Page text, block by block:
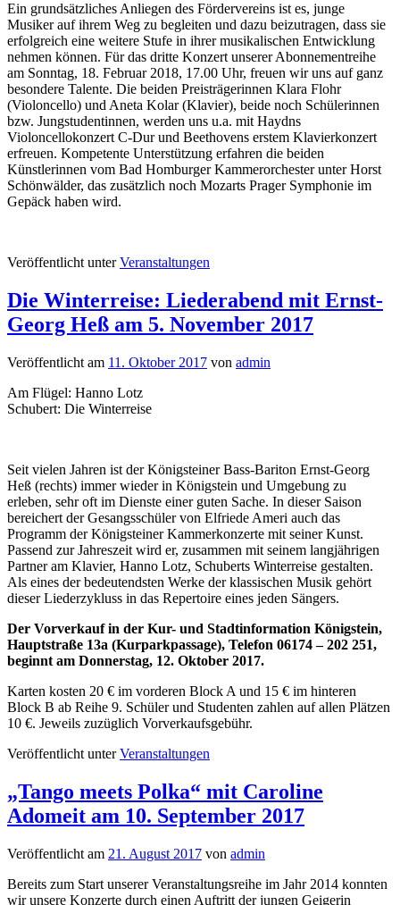
Ein grundsätzliches Anliegen des Fördervereins ist es, junge
Musiker auf ihrem Weg zu begleiten und dazu beizutragen, dass sie
erfolgreich eine weitere Stufe in ihrer musikalischen Entwicklung
nehmen können. Für das dritte Konzert unserer Abonnementreihe
am Sonntag, 18. Februar 2018, 17.00 Uhr, freuen wir uns auf ganz
besondere Talente. Die beiden Preisträgerinnen Klara Flohr
(Violoncello) und Aneta Kolar (Klavier), beide noch Schülerinnen
bzw. Jungstudentinnen, werden uns u.a. mit Haydns
Violoncellokonzert C-Dur und Beethovens erstem Klavierkonzert
erfreuen. Kompetente Unterstützung erfahren die beiden
Künstlerinnen vom Bad Homburger Kammerorchester unter Horst
Schönwälder, das zusätzlich noch Mozarts Prager Symphonie im
Gepäck haben wird.
Veröffentlicht unter Veranstaltungen
Die Winterreise: Liederabend mit Ernst-
Georg Heß am 5. November 2017
Veröffentlicht am 11. Oktober 2017 von admin
Am Flügel: Hanno Lotz
Schubert: Die Winterreise
Seit vielen Jahren ist der Königsteiner Bass-Bariton Ernst-Georg
Heß (rechts) immer wieder in Königstein und Umgebung zu
erleben, sehr oft im Dienste einer guten Sache. In dieser Saison
bereichert der Gesangsschüler von Elfriede Ameri auch das
Programm der Königsteiner Kammerkonzerte mit seiner Kunst.
Passend zur Jahreszeit wird er, zusammen mit seinem langjährigen
Partner am Klavier, Hanno Lotz, Schuberts Winterreise gestalten.
Als eines der bedeutendsten Werke der klassischen Musik gehört
dieser Liederzykluss in das Repertoire eines jeden Sängers.
Der Vorverkauf in der Kur- und Stadtinformation Königstein,
Hauptstraße 13a (Kurparkpassage), Telefon 06174 – 202 251,
beginnt am Donnerstag, 12. Oktober 2017.
Karten kosten 20 € im vorderen Block A und 15 € im hinteren
Block B ab Reihe 9. Schüler und Studenten zahlen auf allen Plätzen
10 €. Jeweils zuzüglich Vorverkaufsgebühr.
Veröffentlicht unter Veranstaltungen
„Tango meets Polka“ mit Caroline
Adomeit am 10. September 2017
Veröffentlicht am 21. August 2017 von admin
Bereits zum Start unserer Veranstaltungsreihe im Jahr 2014 konnten
wir unsere Konzerte durch einen Auftritt der jungen Geigerin